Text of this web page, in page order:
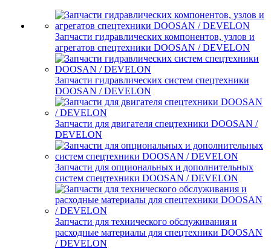
Запчасти гидравлических компонентов, узлов и
агрегатов спецтехники DOOSAN / DEVELON
Запчасти гидравлических систем спецтехники
DOOSAN / DEVELON
Запчасти для двигателя спецтехники DOOSAN /
DEVELON
Запчасти для опциональных и дополнительных
систем спецтехники DOOSAN / DEVELON
Запчасти для технического обслуживания и
расходные материалы для спецтехники DOOSAN
/ DEVELON